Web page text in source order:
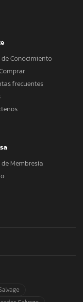
Conocimiento
frecuentes
Membresía